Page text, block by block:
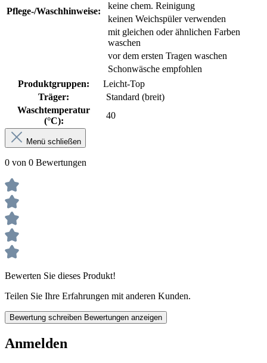
Pflege-/Waschhinweise:
keine chem. Reinigung
keinen Weichspüler verwenden
mit gleichen oder ähnlichen Farben
waschen
vor dem ersten Tragen waschen
Schonwäsche empfohlen
Produktgruppen:
Leicht-Top
Träger:
Standard (breit)
Waschtemperatur
(°C):
40
Menü schließen
0 von 0 Bewertungen
Bewerten Sie dieses Produkt!
Teilen Sie Ihre Erfahrungen mit anderen Kunden.
Bewertung schreiben Bewertungen anzeigen
Anmelden